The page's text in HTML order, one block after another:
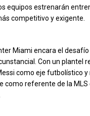
equipos estrenarán
competitivo y exigente.
Miami encara el
Con un plantel
como eje futbolístico y
como referente de la